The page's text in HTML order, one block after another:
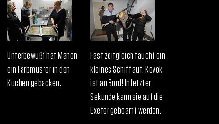
Unterbewußt hat Manon
ein Farbmuster in den
Kuchen gebacken.
Fast zeitgleich taucht ein
kleines Schiff auf. Kovok
ist an Bord! In letzter
Sekunde kann sie auf die
Exeter gebeamt werden.